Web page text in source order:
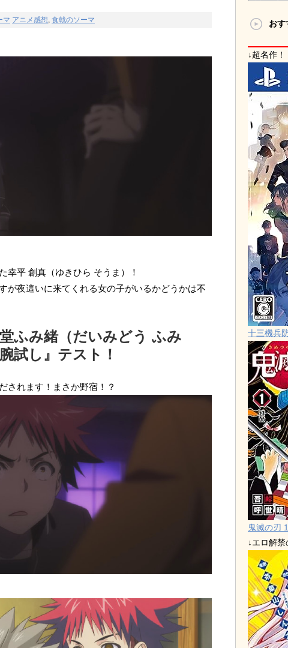
マ アニメ感想, 食戟のソーマ
幸平 創真（ゆきひら そうま）！
が夜這いに来てくれる女の子がいるかどうかは不
ふみ緒（だいみどう ふみ
試し』テスト！
されます！まさか野宿！？
お
↓超名作！
十三機兵
鬼滅の刃
↓エロ解